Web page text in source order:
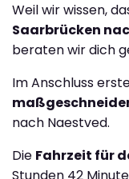
Weil wir wissen,
Saarbrücken
beraten wir dich
Im Anschluss
nach Naestved.
Die Fahrzeit für